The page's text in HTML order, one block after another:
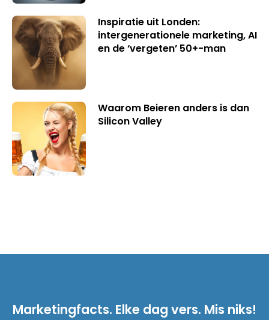
Inspiratie uit Londen:
intergenerationele marketing, AI
en de ‘vergeten’ 50+-man
Waarom Beieren anders is dan
Silicon Valley
Marketingfacts. Elke dag vers. Mis niks!